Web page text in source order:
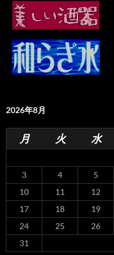
2026年8月
月 火 水
3
4 5
10
11 12
17
18 19
24
25 26
31